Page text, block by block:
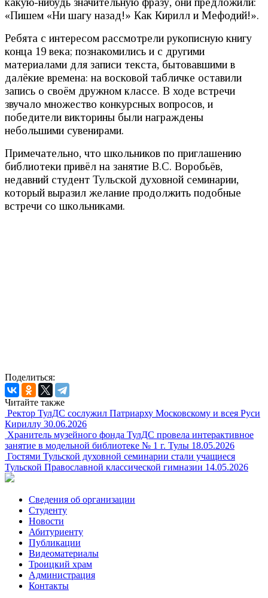
«Пишем «Ни шагу назад!» Как Кирилл и Мефодий!».
Ребята с интересом рассмотрели рукописную книгу
конца 19 века; познакомились и с другими
материалами для записи текста, бытовавшими в
далёкие времена: на восковой табличке оставили
запись о своём дружном классе. В ходе встречи
звучало множество конкурсных вопросов, и
победители викторины были награждены
небольшими сувенирами.
Примечательно, что школьников по приглашению
библиотеки привёл на занятие В.С. Воробьёв,
недавний студент Тульской духовной семинарии,
который выразил желание продолжить подобные
встречи со школьниками.
Поделиться:
Читайте также
Ректор ТулДС сослужил Патриарху Московскому и всея Руси
Кириллу 30.06.2026
Хранитель музейного фонда ТулДС провела интерактивное
занятие в модельной библиотеке № 1 г. Тулы 18.05.2026
Гостями Тульской духовной семинарии стали учащиеся
Тульской Православной классической гимназии 14.05.2026
Сведения об организации
Студенту
Новости
Абитуриенту
Публикации
Видеоматериалы
Троицкий храм
Администрация
Контакты